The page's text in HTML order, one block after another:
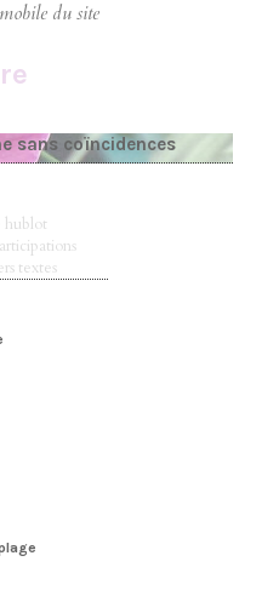
sans coïncidences
hublot
textes